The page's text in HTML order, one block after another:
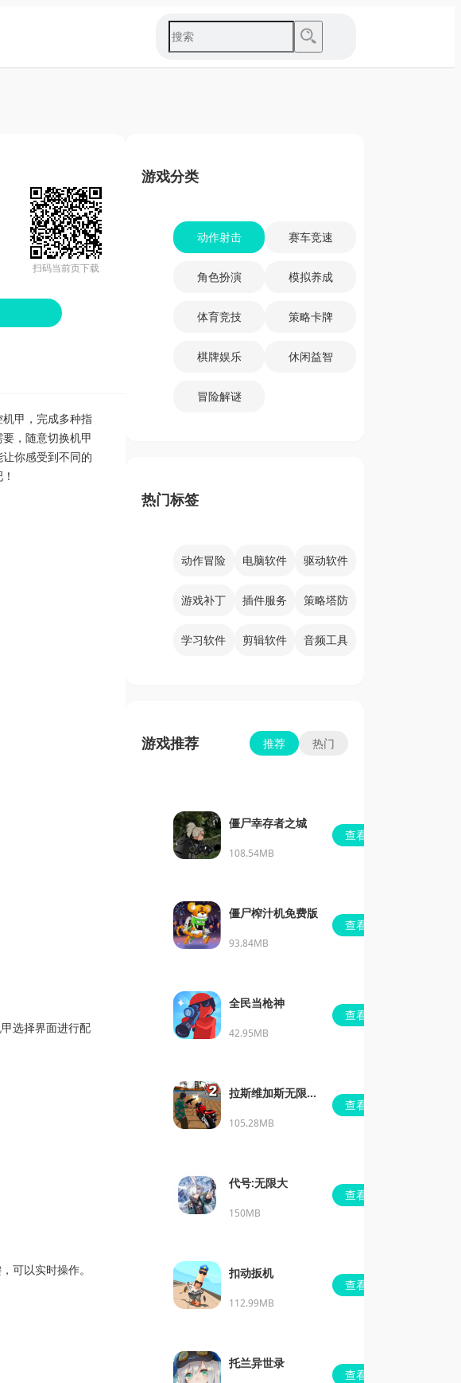
扫码当前页下载
甲，完成多种指
，随意切换机甲
你感受到不同的
选择界面进行配
可以实时操作。
游戏分类
动作射击 赛车竞速
角色扮演 模拟养成
体育竞技 策略卡牌
棋牌娱乐 休闲益智
冒险解谜
热门标签
动作冒险 电脑软件 驱动软件
游戏补丁 插件服务 策略塔防
学习软件 剪辑软件 音频工具
游戏推荐 推荐 热门
僵尸幸存者之城
108.54MB
查看
僵尸榨汁机免费版
93.84MB
查看
全民当枪神
42.95MB
查看
拉斯维加斯无限金
币钻石版下载
105.28MB
查看
代号:无限大
150MB
查看
扣动扳机
112.99MB
查看
托兰异世录
查看